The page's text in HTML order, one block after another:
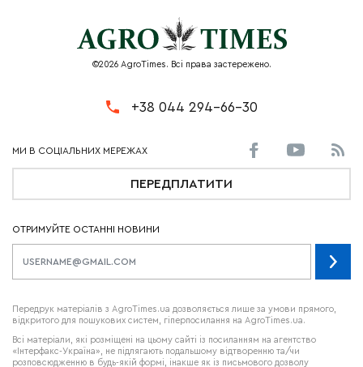
©2026 AgroTimes. Всі права застережено.
+38 044 294-66-30
ПЕРЕДПЛАТИТИ
ОТРИМУЙТЕ ОСТАННІ НОВИНИ
Передрук матеріалів з AgroTimes.ua дозволяється лише за умови прямого,
відкритого для пошукових систем, гіперпосилання на AgroTimes.ua.
Всі матеріали, які розміщені на цьому сайті із посиланням на агентство
«Інтерфакс-Україна», не підлягають подальшому відтворенню та/чи
розповсюдженню в будь-якій формі, інакше як із письмового дозволу